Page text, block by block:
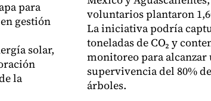
para
gestión
solar,
la
voluntarios plantaron
La iniciativa podría
toneladas de CO₂ y
monitoreo para alcanzar
supervivencia del 80%
árboles.